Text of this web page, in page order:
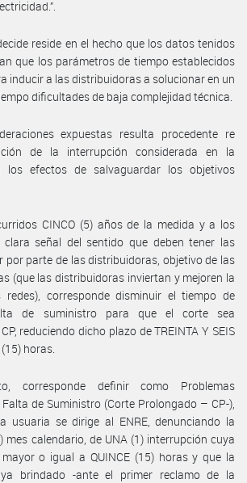
reside en el hecho que los datos tenidos
que los parámetros de tiempo establecidos
inducir a las distribuidoras a solucionar en un
dificultades de baja complejidad técnica.
expuestas resulta procedente re
de la interrupción considerada en la
efectos de salvaguardar los objetivos
CINCO (5) años de la medida y a los
señal del sentido que deben tener las
por parte de las distribuidoras, objetivo de las
(que las distribuidoras inviertan y mejoren la
corresponde disminuir el tiempo de
de suministro para que el corte sea
reduciendo dicho plazo de TREINTA Y SEIS
horas.
corresponde definir como Problemas
de Suministro (Corte Prolongado – CP-),
usuaria se dirige al ENRE, denunciando la
mes calendario, de UNA (1) interrupción cuya
o igual a QUINCE (15) horas y que la
brindado -ante el primer reclamo de la